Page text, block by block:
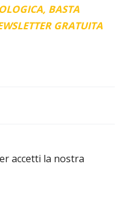
BASTA
GRATUITA
accetti la nostra